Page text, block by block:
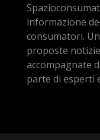
informazione
consumatori.
proposte
accompagnate
parte di esperti